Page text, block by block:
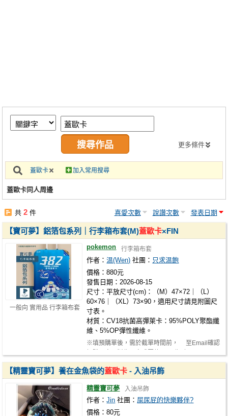
繪圖藝廊
交流中心
攤位轉讓區
會員功能選單
註冊會員
更多條件
蓋歐卡 加入常用搜尋
蓋歐卡同人周邊
共2 件 喜愛次數 說讚次數 發表日期
一般向 實用品 行李箱布套
【寶可夢】鋁箔包系列｜行李箱布套(M)蓋歐卡×FIN
pokemon 行李箱布套
作者：温(Wen) 社團： 只求温飽
價格：880元
發售日期：2026-08-15
尺寸：平放尺寸(cm)：（M）47×72｜（L）
60×76｜（XL）73×90，適用尺寸請見附圖尺
寸表。
材質：CV18抗菌高彈萊卡：95%POLY聚酯纖
維、5%OP彈性纖維。
※填預購單後，需於截單時間前， 至Email確認
【精靈寶可夢】養在金魚袋的蓋歐卡 - 入油吊飾
精靈寶可夢 入油吊飾
作者：Jin 社團： 屎尿屁的快樂夥伴?
價格：80元